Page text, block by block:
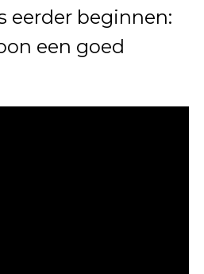
eerder beginnen:
een goed